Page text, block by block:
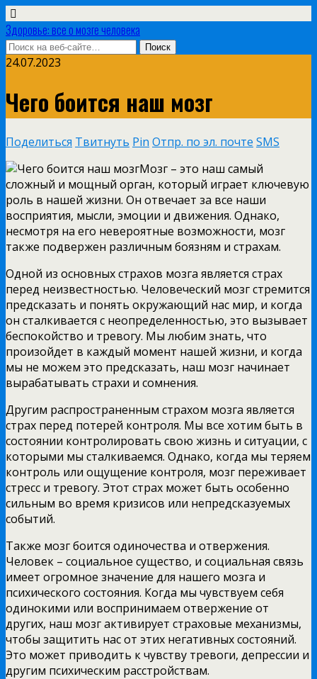
Здоровье: все о мозге человека
24.07.2023
Чего боится наш мозг
Поделиться Твитнуть Pin Отпр. по эл. почте SMS
Мозг – это наш самый
сложный и мощный орган, который играет ключевую
роль в нашей жизни. Он отвечает за все наши
восприятия, мысли, эмоции и движения. Однако,
несмотря на его невероятные возможности, мозг
также подвержен различным боязням и страхам.
Одной из основных страхов мозга является страх
перед неизвестностью. Человеческий мозг стремится
предсказать и понять окружающий нас мир, и когда
он сталкивается с неопределенностью, это вызывает
беспокойство и тревогу. Мы любим знать, что
произойдет в каждый момент нашей жизни, и когда
мы не можем это предсказать, наш мозг начинает
вырабатывать страхи и сомнения.
Другим распространенным страхом мозга является
страх перед потерей контроля. Мы все хотим быть в
состоянии контролировать свою жизнь и ситуации, с
которыми мы сталкиваемся. Однако, когда мы теряем
контроль или ощущение контроля, мозг переживает
стресс и тревогу. Этот страх может быть особенно
сильным во время кризисов или непредсказуемых
событий.
Также мозг боится одиночества и отвержения.
Человек – социальное существо, и социальная связь
имеет огромное значение для нашего мозга и
психического состояния. Когда мы чувствуем себя
одинокими или воспринимаем отвержение от
других, наш мозг активирует страховые механизмы,
чтобы защитить нас от этих негативных состояний.
Это может приводить к чувству тревоги, депрессии и
другим психическим расстройствам.